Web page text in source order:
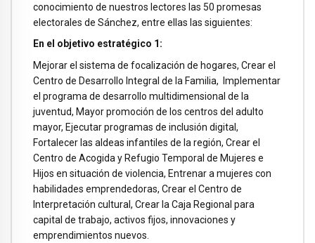
conocimiento de nuestros lectores las 50 promesas
electorales de Sánchez, entre ellas las siguientes:
En el objetivo estratégico 1:
Mejorar el sistema de focalización de hogares, Crear el
Centro de Desarrollo Integral de la Familia, Implementar
el programa de desarrollo multidimensional de la
juventud, Mayor promoción de los centros del adulto
mayor, Ejecutar programas de inclusión digital,
Fortalecer las aldeas infantiles de la región, Crear el
Centro de Acogida y Refugio Temporal de Mujeres e
Hijos en situación de violencia, Entrenar a mujeres con
habilidades emprendedoras, Crear el Centro de
Interpretación cultural, Crear la Caja Regional para
capital de trabajo, activos fijos, innovaciones y
emprendimientos nuevos.